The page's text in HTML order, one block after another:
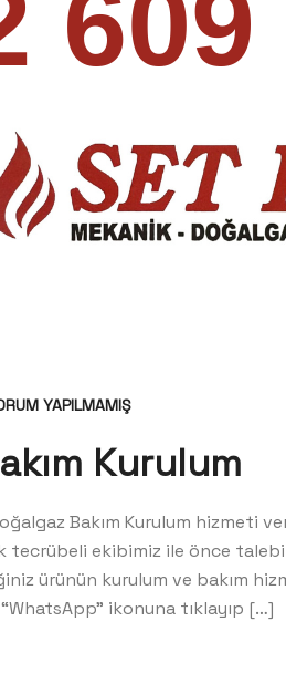
YAPILMAMIŞ
Kurulum
Bakım Kurulum hizmeti
ekibimiz ile önce
ürünün kurulum ve bakım
ikonuna tıklayıp […]